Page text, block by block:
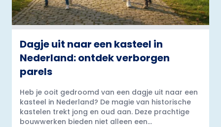
Dagje uit naar een kasteel in
Nederland: ontdek verborgen
parels
Heb je ooit gedroomd van een dagje uit naar een
kasteel in Nederland? De magie van historische
kastelen trekt jong en oud aan. Deze prachtige
bouwwerken bieden niet alleen een...